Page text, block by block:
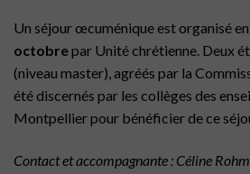
Un séjour œcuménique est organisé
octobrepar Unité chrétienne. Deux
(niveau master), agréés par la
été discernés par les collèges des
Montpellier pour bénéficier de ce
Contact et accompagnante : Céline